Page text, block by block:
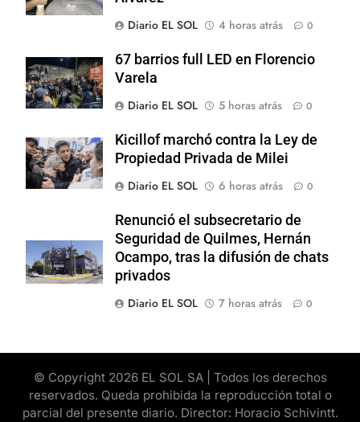
Diario EL SOL
4 horas atrás 0
67 barrios full LED en Florencio
Varela
Diario EL SOL
5 horas atrás 0
Kicillof marchó contra la Ley de
Propiedad Privada de Milei
Diario EL SOL
6 horas atrás 0
Renunció el subsecretario de
Seguridad de Quilmes, Hernán
Ocampo, tras la difusión de chats
privados
Diario EL SOL
7 horas atrás 0
© Copyright 2026 EL SOL SA | Todos los derechos
reservados. Queda prohibida la reproducción total o
parcial del presente diario. Director: Horacio Schivintt.